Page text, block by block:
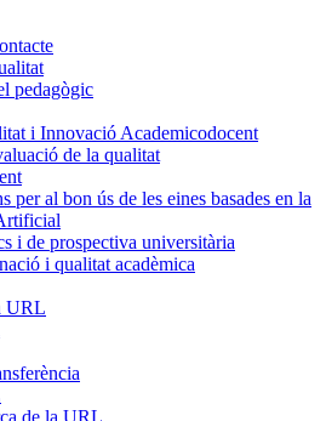
pedagògic
i Innovació Academicodocent
de la qualitat
per al bon ús de les eines basades en la
i de prospectiva universitària
i qualitat acadèmica
URL
de la URL